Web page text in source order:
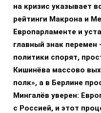
на кризис указывает
рейтинги Макрона и
Европарламенте и
главный знак
политики спорят,
Кишинёва массово
полк», а в Берлине
Мингалёв уверен:
с Россией, и этот